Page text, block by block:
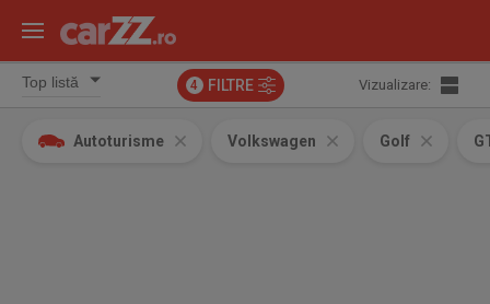
4 FILTRE Vizualizare:
Autoturisme Volkswagen Golf